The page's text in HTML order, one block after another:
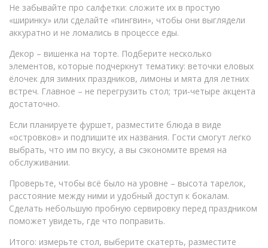
Не забывайте про салфетки: сложите их в простую
«ширинку» или сделайте «пингвин», чтобы они выглядели
аккуратно и не ломались в процессе еды.
Декор – вишенка на торте. Подберите несколько
элементов, которые подчеркнут тематику: веточки еловых
ёлочек для зимних праздников, лимоны и мята для летних
встреч. Главное – не перегрузить стол; три‑четыре акцента
достаточно.
Если планируете фуршет, разместите блюда в виде
«островков» и подпишите их названия. Гости смогут легко
выбрать, что им по вкусу, а вы сэкономите время на
обслуживании.
Проверьте, чтобы всё было на уровне – высота тарелок,
расстояние между ними и удобный доступ к бокалам.
Сделать небольшую пробную сервировку перед праздником
поможет увидеть, где что поправить.
Итого: измерьте стол, выберите скатерть, разместите